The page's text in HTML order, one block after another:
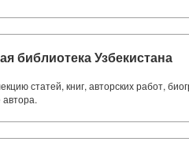
библиотека Узбекистана
статей, книг, авторских работ,
автора.